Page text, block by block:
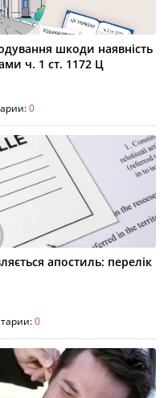
шкоди наявність
ч. 1 ст. 1172 Ц
0
апостиль: перелік
0